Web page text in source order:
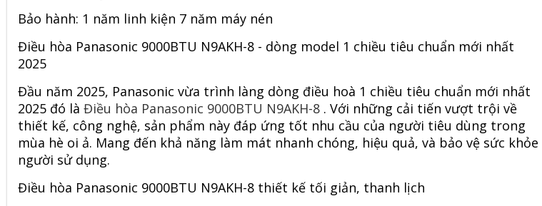
Bảo hành: 1 năm linh kiện 7 năm máy nén
Điều hòa Panasonic 9000BTU N9AKH-8 - dòng model 1 chiều tiêu chuẩn mới nhất
2025
Đầu năm 2025, Panasonic vừa trình làng dòng điều hoà 1 chiều tiêu chuẩn mới nhất
2025 đó là Điều hòa Panasonic 9000BTU N9AKH-8 . Với những cải tiến vượt trội về
thiết kế, công nghệ, sản phẩm này đáp ứng tốt nhu cầu của người tiêu dùng trong
mùa hè oi ả. Mang đến khả năng làm mát nhanh chóng, hiệu quả, và bảo vệ sức khỏe
người sử dụng.
Điều hòa Panasonic 9000BTU N9AKH-8 thiết kế tối giản, thanh lịch